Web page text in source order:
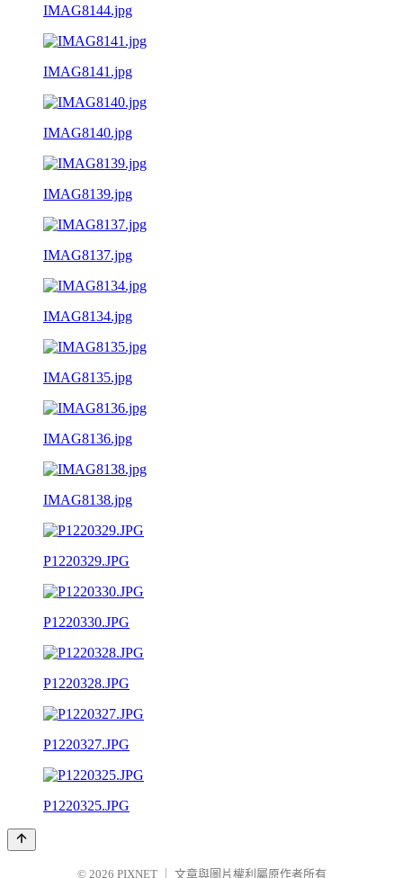
IMAG8144.jpg
IMAG8141.jpg
IMAG8140.jpg
IMAG8139.jpg
IMAG8137.jpg
IMAG8134.jpg
IMAG8135.jpg
IMAG8136.jpg
IMAG8138.jpg
P1220329.JPG
P1220330.JPG
P1220328.JPG
P1220327.JPG
P1220325.JPG
© 2026 PIXNET 文章與圖片權利屬原作者所有